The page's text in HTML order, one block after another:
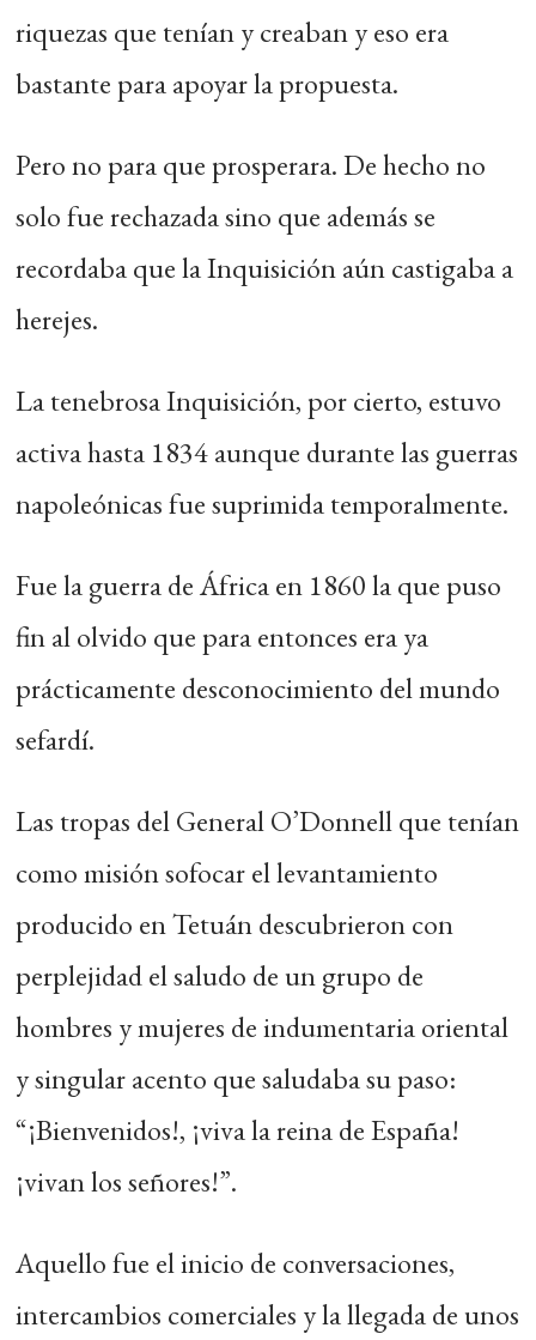
riquezas que tenían y creaban y eso era
bastante para apoyar la propuesta.
Pero no para que prosperara. De hecho no
solo fue rechazada sino que además se
recordaba que la Inquisición aún castigaba a
herejes.
La tenebrosa Inquisición, por cierto, estuvo
activa hasta 1834 aunque durante las guerras
napoleónicas fue suprimida temporalmente.
Fue la guerra de África en 1860 la que puso
fin al olvido que para entonces era ya
prácticamente desconocimiento del mundo
sefardí.
Las tropas del General O’Donnell que tenían
como misión sofocar el levantamiento
producido en Tetuán descubrieron con
perplejidad el saludo de un grupo de
hombres y mujeres de indumentaria oriental
y singular acento que saludaba su paso:
“¡Bienvenidos!, ¡viva la reina de España!
¡vivan los señores!”.
Aquello fue el inicio de conversaciones,
intercambios comerciales y la llegada de unos